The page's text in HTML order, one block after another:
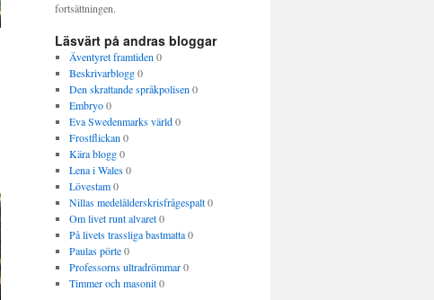
fortsättningen.
Läsvärt på andras bloggar
Äventyret framtiden 0
Beskrivarblogg0
Den skrattande språkpolisen 0
Embryo0
Eva Swedenmarks värld0
Frostflickan 0
Kära blogg0
Lena i Wales0
Lövestam0
Nillas medelålderskrisfrågespalt0
Om livet runt alvaret0
På livets trassliga bastmatta0
Paulas pörte0
Professorns ultradrömmar0
Timmer och masonit0